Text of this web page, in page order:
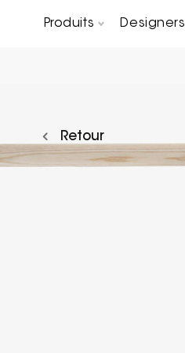
Produits Designers
Retour